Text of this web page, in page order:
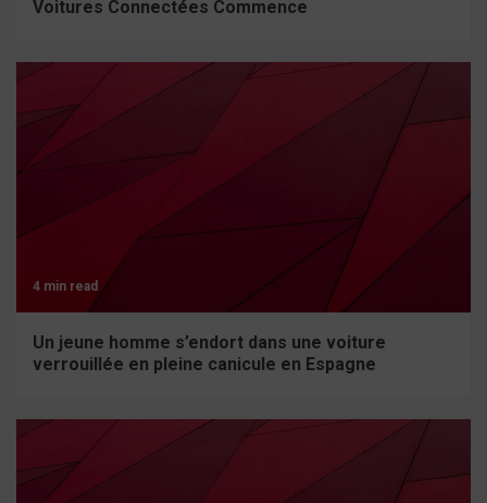
Voitures Connectées Commence
4 min read
Un jeune homme s’endort dans une voiture
verrouillée en pleine canicule en Espagne